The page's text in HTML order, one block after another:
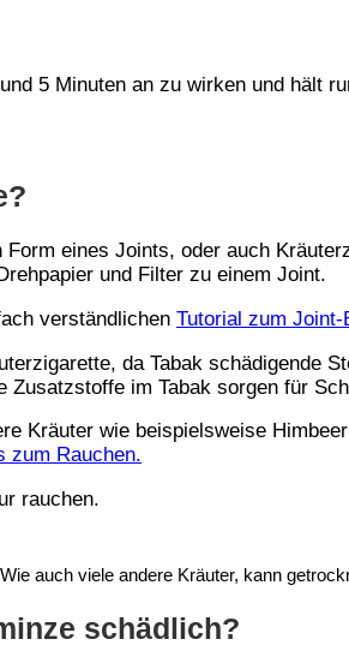
5 Minuten an zu wirken und hält
eines Joints, oder auch
und Filter zu einem Joint.
verständlichen Tutorial zum Joint-
, da Tabak schädigende
im Tabak sorgen für
Kräuter wie beispielsweise
zum Rauchen.
rauchen.
Wie auch viele andere Kräuter, kann
schädlich?